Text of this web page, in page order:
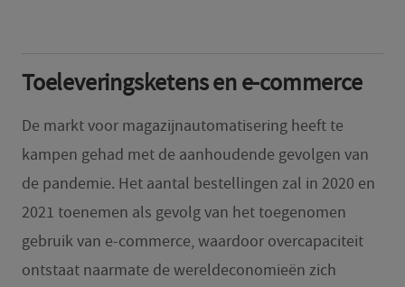
Toeleveringsketens en e-commerce
De markt voor magazijnautomatisering heeft te
kampen gehad met de aanhoudende gevolgen van
de pandemie. Het aantal bestellingen zal in 2020 en
2021 toenemen als gevolg van het toegenomen
gebruik van e-commerce, waardoor overcapaciteit
ontstaat naarmate de wereldeconomieën zich